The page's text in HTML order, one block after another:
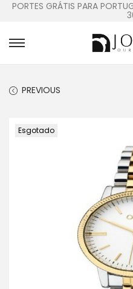
PORTES GRÁTIS PARA
PREVIOUS
Esgotado